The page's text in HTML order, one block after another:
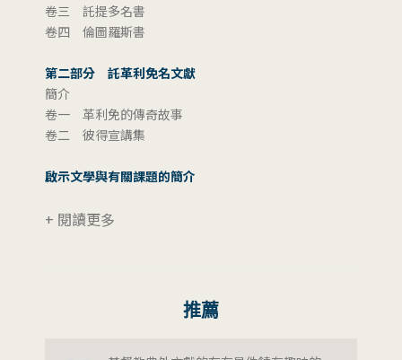
卷三 託提多名書
卷四 倫圖羅斯書
第二部分 託革利免名文獻
簡介
卷一 革利免的傳奇故事
卷二 彼得宣講集
啟示文學與有關課題的簡介
+ 閱讀更多
推薦